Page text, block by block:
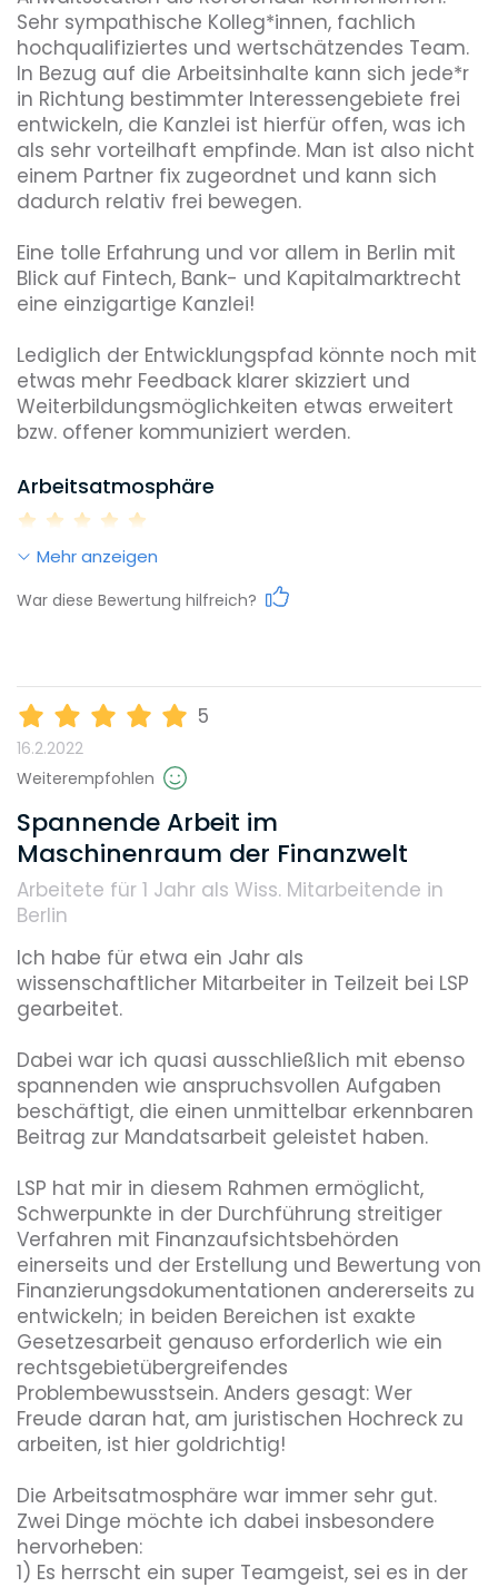
Sehr sympathische Kolleg*innen, fachlich
hochqualifiziertes und wertschätzendes Team.
In Bezug auf die Arbeitsinhalte kann sich jede*r
in Richtung bestimmter Interessengebiete frei
entwickeln, die Kanzlei ist hierfür offen, was ich
als sehr vorteilhaft empfinde. Man ist also nicht
einem Partner fix zugeordnet und kann sich
dadurch relativ frei bewegen.
Eine tolle Erfahrung und vor allem in Berlin mit
Blick auf Fintech, Bank- und Kapitalmarktrecht
eine einzigartige Kanzlei!
Lediglich der Entwicklungspfad könnte noch mit
etwas mehr Feedback klarer skizziert und
Weiterbildungsmöglichkeiten etwas erweitert
bzw. offener kommuniziert werden.
Arbeitsatmosphäre
Gehalt
Weiterbildungsmöglichkeiten
Reputation
Diversity
Umweltbewusstsein
Mehr anzeigen
War diese Bewertung hilfreich?
5
16.2.2022
Weiterempfohlen
Spannende Arbeit im
Maschinenraum der Finanzwelt
Arbeitete für 1 Jahr als Wiss. Mitarbeitende in
Berlin
Ich habe für etwa ein Jahr als
wissenschaftlicher Mitarbeiter in Teilzeit bei LSP
gearbeitet.
Dabei war ich quasi ausschließlich mit ebenso
spannenden wie anspruchsvollen Aufgaben
beschäftigt, die einen unmittelbar erkennbaren
Beitrag zur Mandatsarbeit geleistet haben.
LSP hat mir in diesem Rahmen ermöglicht,
Schwerpunkte in der Durchführung streitiger
Verfahren mit Finanzaufsichtsbehörden
einerseits und der Erstellung und Bewertung von
Finanzierungsdokumentationen andererseits zu
entwickeln; in beiden Bereichen ist exakte
Gesetzesarbeit genauso erforderlich wie ein
rechtsgebietübergreifendes
Problembewusstsein. Anders gesagt: Wer
Freude daran hat, am juristischen Hochreck zu
arbeiten, ist hier goldrichtig!
Die Arbeitsatmosphäre war immer sehr gut.
Zwei Dinge möchte ich dabei insbesondere
hervorheben:
1) Es herrscht ein super Teamgeist, sei es in der